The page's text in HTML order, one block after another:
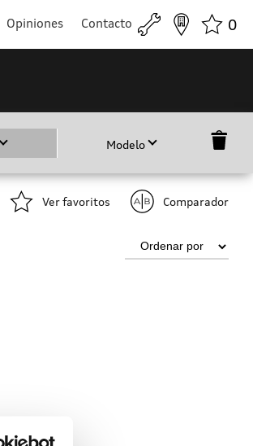
Opiniones Contacto 0
Modelo
Ver favoritos Comparador